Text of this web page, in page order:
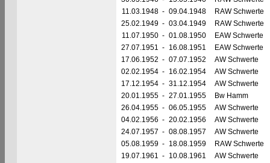
11.03.1948 - 09.04.1948
RAW Schwerte
25.02.1949 - 03.04.1949
RAW Schwerte
11.07.1950 - 01.08.1950
EAW Schwerte
27.07.1951 - 16.08.1951
EAW Schwerte
17.06.1952 - 07.07.1952
AW Schwerte
02.02.1954 - 16.02.1954
AW Schwerte
17.12.1954 - 31.12.1954
AW Schwerte
20.01.1955 - 27.01.1955
Bw Hamm
26.04.1955 - 06.05.1955
AW Schwerte
04.02.1956 - 20.02.1956
AW Schwerte
24.07.1957 - 08.08.1957
AW Schwerte
05.08.1959 - 18.08.1959
RAW Schwerte
19.07.1961 - 10.08.1961
AW Schwerte